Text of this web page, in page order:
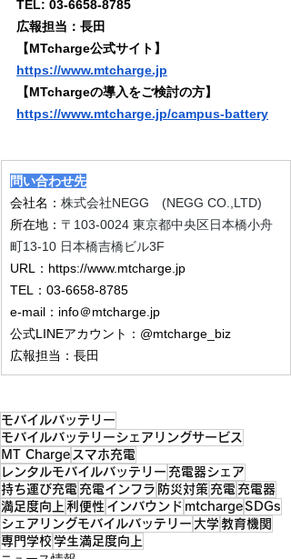
TEL: 03-6658-8785
広報担当：長田
【MTcharge公式サイト】
https://www.mtcharge.jp
【MTchargeの導入をご検討の方】
https://www.mtcharge.jp/campus-battery
問い合わせ先
会社名： 株式会社NEGG　(NEGG CO.,LTD)
所在地： 〒103-0024 東京都中央区日本橋小舟
町13-10 日本橋吉橋ビル3F
URL： https://www.mtcharge.jp
TEL：03-6658-8785
e-mail：info＠mtcharge.jp
公式LINEアカウント：@mtcharge_biz
広報担当：長田
モバイルバッテリー
モバイルバッテリーシェアリングサービス
MT Charge スマホ充電
レンタルモバイルバッテリー 充電器シェア
持ち運び充電 充電インフラ 防災対策 充電 充電器
満足度向上 利便性 インバウンド mtchargeSDGs
シェアリングモバイルバッテリー 大学 教育機関
専門学校 学生満足度向上